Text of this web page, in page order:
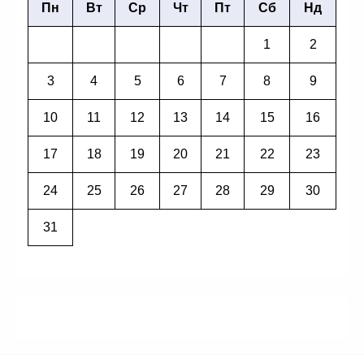
Пн Вт Ср Чт Пт Сб Нд
1 2
3 4 5 6 7 8 9
10 11 12 13 14 15 16
17 18 19 20 21 22 23
24 25 26 27 28 29 30
31